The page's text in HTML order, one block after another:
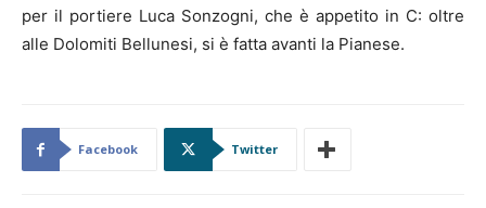
per il portiere Luca Sonzogni, che è appetito in C: oltre
alle Dolomiti Bellunesi, si è fatta avanti la Pianese.
Facebook Twitter